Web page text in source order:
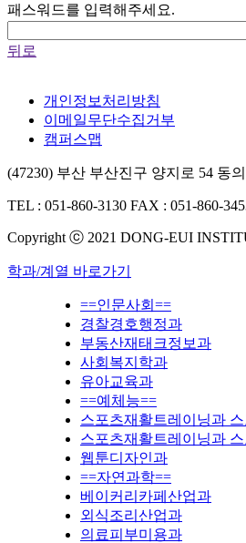
패스워드를 입력해주세요.
뒤로
개인정보처리방침
이메일무단수집거부
캠퍼스맵
(47230) 부산 부산진구 양지로 54 동
TEL : 051-860-3130 FAX : 051-860-
Copyright ⓒ 2021 DONG-EUI
학과/계열 바로가기
==인문사회==
경찰경호행정과
부동산재태크정보과
사회복지학과
유아교육과
==예체능==
스포츠재활트레이닝과
스포츠재활트레이닝과
웹툰디자인과
==자연과학==
베이커리카페산업과
외식조리산업과
의료피부미용과